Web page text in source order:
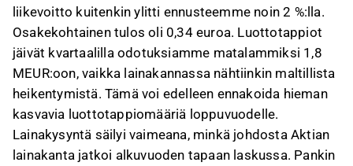
liikevoitto kuitenkin ylitti ennusteemme noin 2 %:lla.
Osakekohtainen tulos oli 0,34 euroa. Luottotappiot
jäivät kvartaalilla odotuksiamme matalammiksi 1,8
MEUR:oon, vaikka lainakannassa nähtiinkin maltillista
heikentymistä. Tämä voi edelleen ennakoida hieman
kasvavia luottotappiomääriä loppuvuodelle.
Lainakysyntä säilyi vaimeana, minkä johdosta Aktian
lainakanta jatkoi alkuvuoden tapaan laskussa. Pankin